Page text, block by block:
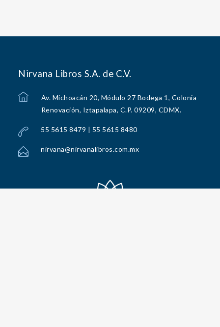
Nirvana Libros S.A. de C.V.
Av. Michoacán 20, Módulo 27 Bodega 1, Colonia
Renovación, Iztapalapa, C.P. 09209, CDMX.
55 5615 8479 | 55 5615 8480
nirvana@nirvanalibros.com.mx